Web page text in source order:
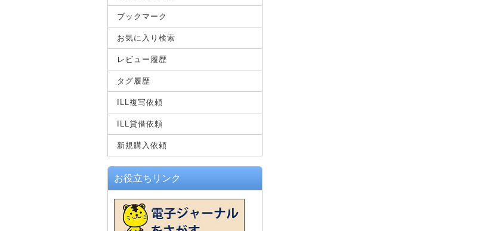
ブックマーク
お気に入り検索
レビュー履歴
タグ履歴
ILL複写依頼
ILL貸借依頼
新規購入依頼
お役立ちリンク